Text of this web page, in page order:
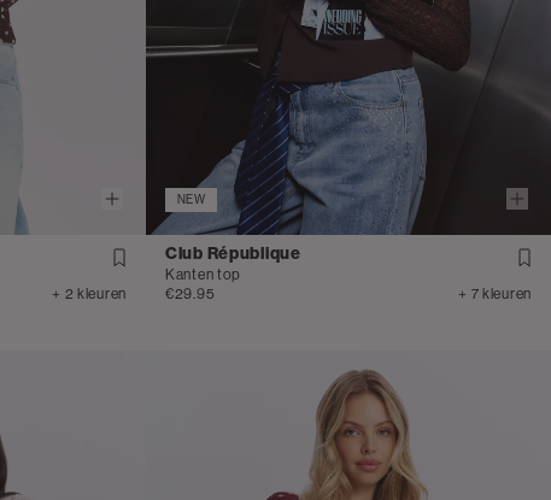
+ 2 kleuren
NEW
Club République
Kanten top
€29.95
+ 7 kleuren